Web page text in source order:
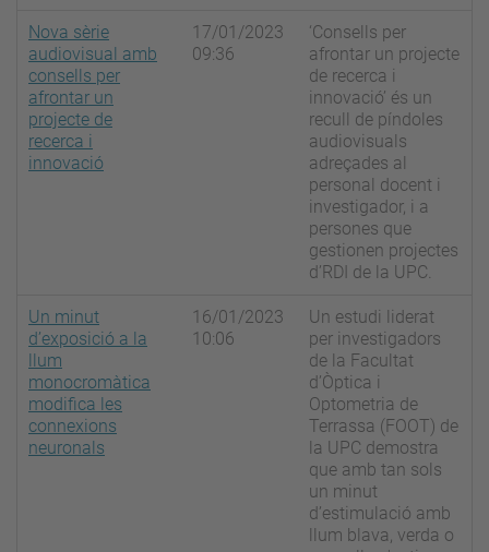
Nova sèrie
audiovisual amb
consells per
afrontar un
projecte de
recerca i
innovació
17/01/2023
09:36
‘Consells per
afrontar un projecte
de recerca i
innovació’ és un
recull de píndoles
audiovisuals
adreçades al
personal docent i
investigador, i a
persones que
gestionen projectes
d’RDI de la UPC.
Un minut
d’exposició a la
llum
monocromàtica
modifica les
connexions
neuronals
16/01/2023
10:06
Un estudi liderat
per investigadors
de la Facultat
d’Òptica i
Optometria de
Terrassa (FOOT) de
la UPC demostra
que amb tan sols
un minut
d’estimulació amb
llum blava, verda o